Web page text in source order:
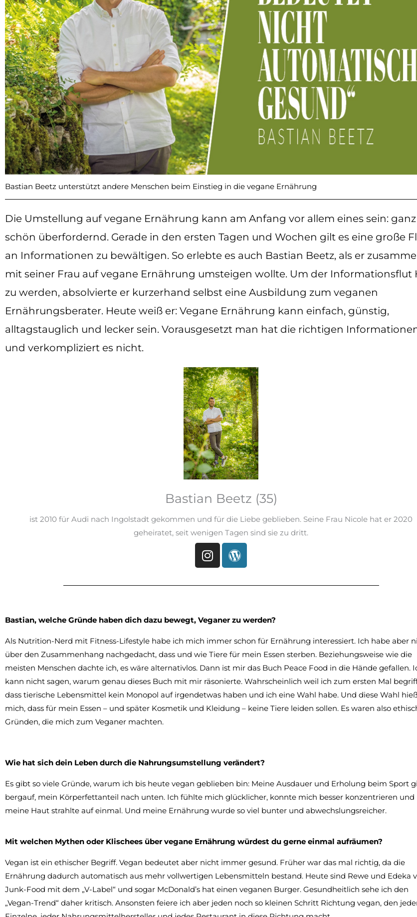
Bastian Beetz unterstützt andere Menschen beim Einstieg in die vegane Ernährung
Die Umstellung auf vegane Ernährung kann am Anfang vor allem eines sein: ganz
schön überfordernd. Gerade in den ersten Tagen und Wochen gilt es eine große
an Informationen zu bewältigen. So erlebte es auch Bastian Beetz, als er
mit seiner Frau auf vegane Ernährung umsteigen wollte. Um der Informationsflut
zu werden, absolvierte er kurzerhand selbst eine Ausbildung zum veganen
Ernährungsberater. Heute weiß er: Vegane Ernährung kann einfach, günstig,
alltagstauglich und lecker sein. Vorausgesetzt man hat die richtigen
und verkompliziert es nicht.
Bastian Beetz (35)
ist 2010 für Audi nach Ingolstadt gekommen und für die Liebe geblieben. Seine Frau Nicole hat er 2020
geheiratet, seit wenigen Tagen sind sie zu dritt.
Bastian, welche Gründe haben dich dazu bewegt, Veganer zu werden?
Als Nutrition-Nerd mit Fitness-Lifestyle habe ich mich immer schon für Ernährung interessiert. Ich habe aber
über den Zusammenhang nachgedacht, dass und wie Tiere für mein Essen sterben. Beziehungsweise wie die
meisten Menschen dachte ich, es wäre alternativlos. Dann ist mir das Buch Peace Food in die Hände gefallen.
kann nicht sagen, warum genau dieses Buch mit mir räsonierte. Wahrscheinlich weil ich zum ersten Mal
dass tierische Lebensmittel kein Monopol auf irgendetwas haben und ich eine Wahl habe. Und diese Wahl
mich, dass für mein Essen – und später Kosmetik und Kleidung – keine Tiere leiden sollen. Es waren also
Gründen, die mich zum Veganer machten.
Wie hat sich dein Leben durch die Nahrungsumstellung verändert?
Es gibt so viele Gründe, warum ich bis heute vegan geblieben bin: Meine Ausdauer und Erholung beim Sport
bergauf, mein Körperfettanteil nach unten. Ich fühlte mich glücklicher, konnte mich besser konzentrieren und
meine Haut strahlte auf einmal. Und meine Ernährung wurde so viel bunter und abwechslungsreicher.
Mit welchen Mythen oder Klischees über vegane Ernährung würdest du gerne einmal aufräumen?
Vegan ist ein ethischer Begriff. Vegan bedeutet aber nicht immer gesund. Früher war das mal richtig, da die
Ernährung dadurch automatisch aus mehr vollwertigen Lebensmitteln bestand. Heute sind Rewe und Edeka
Junk-Food mit dem „V-Label“ und sogar McDonald’s hat einen veganen Burger. Gesundheitlich sehe ich den
„Vegan-Trend“ daher kritisch. Ansonsten feiere ich aber jeden noch so kleinen Schritt Richtung vegan, den